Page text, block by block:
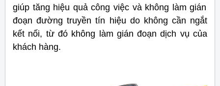
giúp tăng hiệu quả công việc và không làm gián
đoạn đường truyền tín hiệu do không cần ngắt
kết nối, từ đó không làm gián đoạn dịch vụ của
khách hàng.